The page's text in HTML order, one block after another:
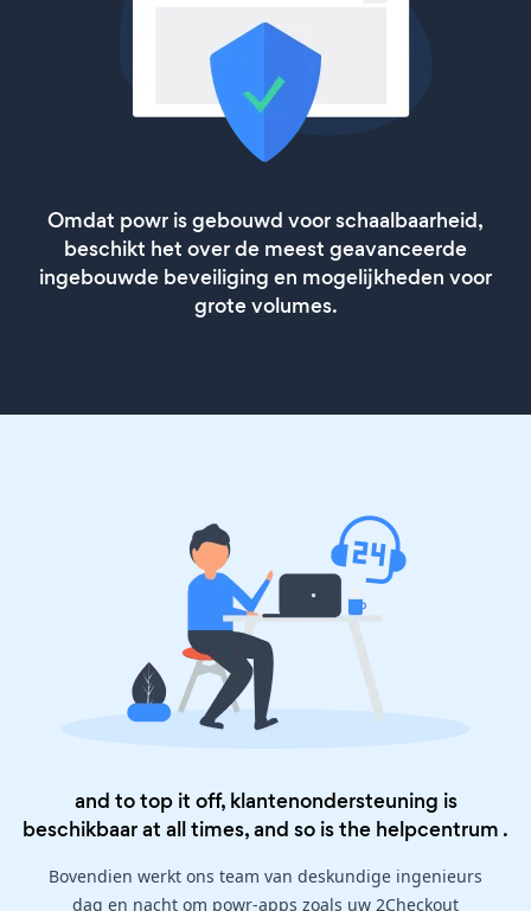
Omdat powr is gebouwd voor schaalbaarheid,
beschikt het over de meest geavanceerde
ingebouwde beveiliging en mogelijkheden voor
grote volumes.
and to top it off, klantenondersteuning is
beschikbaar at all times, and so is the helpcentrum .
Bovendien werkt ons team van deskundige ingenieurs
dag en nacht om powr-apps zoals uw 2Checkout